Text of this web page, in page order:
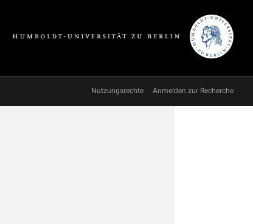
Nutzungsrechte Anmelden zur Recherche